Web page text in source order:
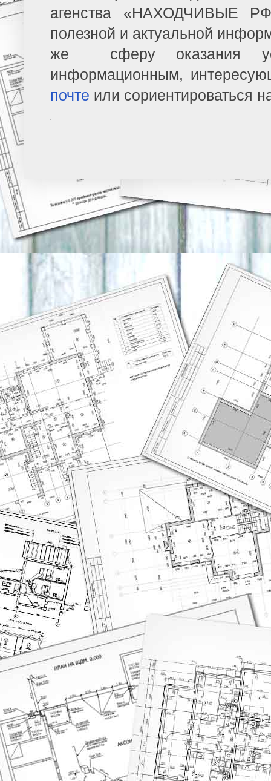
агенства «НАХОДЧИВЫЕ
полезной и актуальной
же сферу оказания
информационным,
почте или сориентироваться